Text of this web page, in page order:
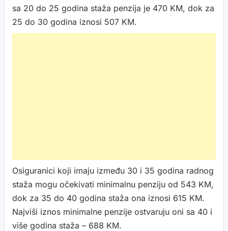
sa 20 do 25 godina staža penzija je 470 KM, dok za
25 do 30 godina iznosi 507 KM.
Osiguranici koji imaju između 30 i 35 godina radnog
staža mogu očekivati minimalnu penziju od 543 KM,
dok za 35 do 40 godina staža ona iznosi 615 KM.
Najviši iznos minimalne penzije ostvaruju oni sa 40 i
više godina staža – 688 KM.